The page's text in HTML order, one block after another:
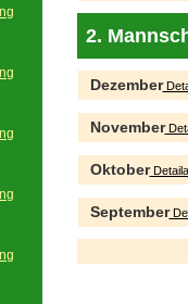
2.
Dezember
November
Oktober
September